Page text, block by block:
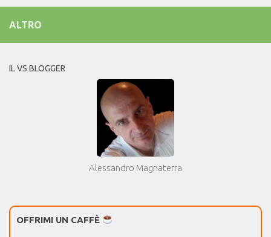
ALTRO
IL VS BLOGGER
Alessandro Magnaterra
OFFRIMI UN CAFFÈ